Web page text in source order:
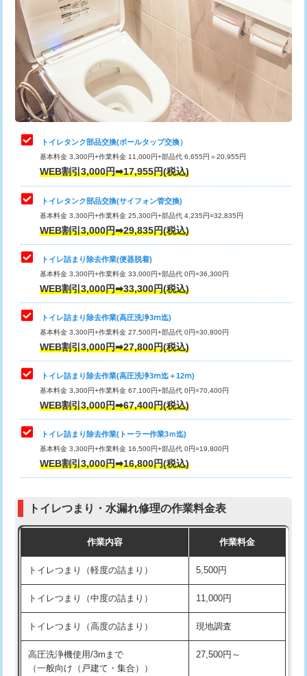
トイレタンク部品交換(ボールタップ交換）
基本料金 3,300円+作業料金 11,000円+部品代 6,655円＝20,955円
WEB割引3,000円➡17,955円(税込)
トイレタンク部品交換(サイフォン管交換)
基本料金 3,300円+作業料金 25,300円+部品代 4,235円=32,835円
WEB割引3,000円➡29,835円(税込)
トイレ詰まり除去作業(便器脱着)
基本料金 3,300円+作業料金 33,000円+部品代 0円=36,300円
WEB割引3,000円➡33,300円(税込)
トイレ詰まり除去作業(高圧洗浄3ⅿ迄)
基本料金 3,300円+作業料金 27,500円+部品代 0円=30,800円
WEB割引3,000円➡27,800円(税込)
トイレ詰まり除去作業(高圧洗浄3ⅿ迄＋12ⅿ)
基本料金 3,300円+作業料金 67,100円+部品代 0円=70,400円
WEB割引3,000円➡67,400円(税込)
トイレ詰まり除去作業(トーラー作業3ｍ迄)
基本料金 3,300円+作業料金 16,500円+部品代 0円=19,800円
WEB割引3,000円➡16,800円(税込)
トイレつまり・水漏れ修理の作業料金表
作業内容 作業料金
トイレつまり（軽度の詰まり） 5,500円
トイレつまり（中度の詰まり） 11,000円
トイレつまり（高度の詰まり） 現地調査
高圧洗浄機使用/3mまで
（一般向け（戸建て・集合））
27,500円～